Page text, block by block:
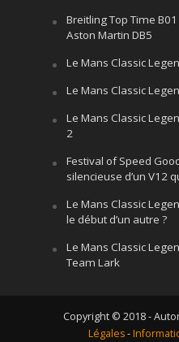
Breitling Top Time
Aston Martin DB5
Le Mans Classic
Le Mans Classic
Le Mans Classic
2
Festival of Speed
silencieuse d’un V12
Le Mans Classic
le début d’un autre ?
Le Mans Classic
Team Lark
Copyright © 2018 -
Légales-